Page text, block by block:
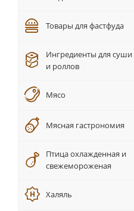
Товары для фастфуда
Ингредиенты для суши
и роллов
Мясо
Мясная гастрономия
Птица охлажденная и
свежемороженая
Халяль